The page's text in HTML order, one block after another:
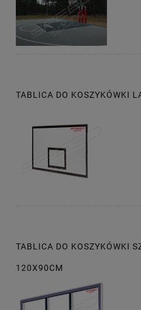
TABLICA DO KOSZYKÓWKI
TABLICA DO KOSZYKÓWKI
120X90CM